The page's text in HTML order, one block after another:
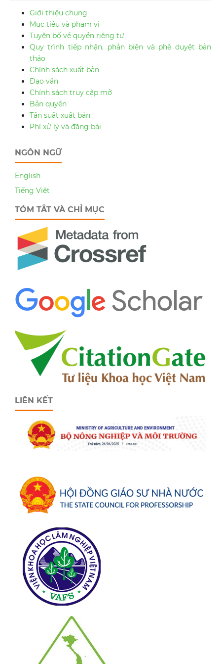
Giới thiệu chung
Mục tiêu và phạm vi
Tuyên bố về quyền riêng tư
Quy trình tiếp nhận, phản biện và phê duyệt bản
thảo
Chính sách xuất bản
Đạo văn
Chính sách truy cập mở
Bản quyền
Tần suất xuất bản
Phí xử lý và đăng bài
NGÔN NGỮ
English
Tiếng Việt
TÓM TẮT VÀ CHỈ MỤC
LIÊN KẾT